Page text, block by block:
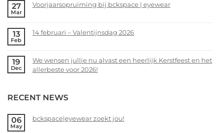
on
jou!
27
Mar
Voorjaarsopruiming bij bckspace | eyewear
on
bckspace
|
13
Feb
14 februari – Valentijnsdag 2026
on
14
Valentijnsdag
19
Dec
We wensen jullie nu alvast een heerlijk Kerstfeest en het
allerbeste voor 2026!
on
wensen
RECENT NEWS
06
May
bckspace|eyewear zoekt jou!